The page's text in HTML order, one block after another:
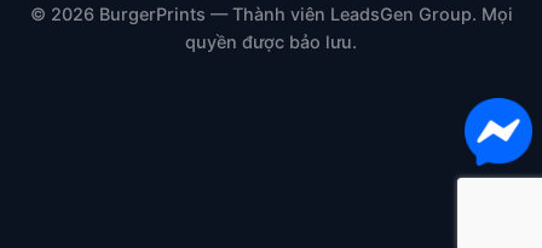
© 2026 BurgerPrints — Thành viên LeadsGen Group. Mọi
quyền được bảo lưu.